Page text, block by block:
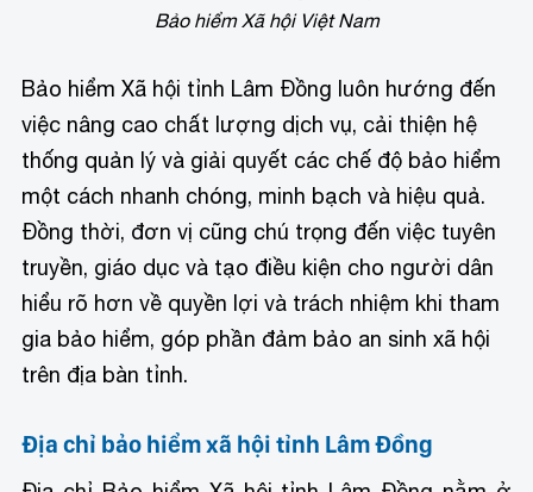
Bảo hiểm Xã hội Việt Nam
Bảo hiểm Xã hội tỉnh Lâm Đồng luôn hướng đến
việc nâng cao chất lượng dịch vụ, cải thiện hệ
thống quản lý và giải quyết các chế độ bảo hiểm
một cách nhanh chóng, minh bạch và hiệu quả.
Đồng thời, đơn vị cũng chú trọng đến việc tuyên
truyền, giáo dục và tạo điều kiện cho người dân
hiểu rõ hơn về quyền lợi và trách nhiệm khi tham
gia bảo hiểm, góp phần đảm bảo an sinh xã hội
trên địa bàn tỉnh.
Địa chỉ bảo hiểm xã hội tỉnh Lâm Đồng